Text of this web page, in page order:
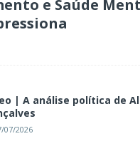
e Saúde
| A análise política de
07/2026